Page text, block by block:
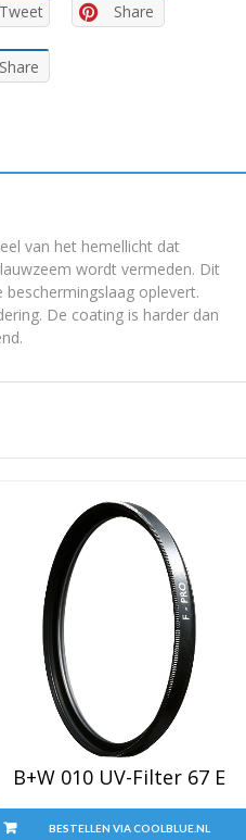
Tweet Share
Share
van het hemellicht dat
wordt vermeden. Dit
oplevert.
De coating is harder dan
B+W 010 UV-Filter 67 E
BESTELLEN VIA COOLBLUE.NL